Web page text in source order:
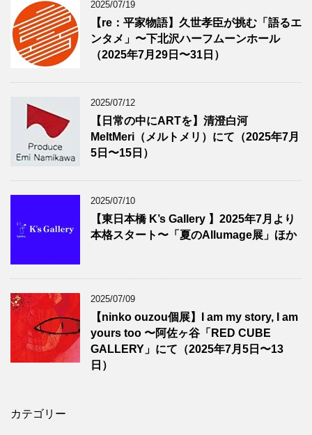
2025/07/19
【re：平家物語】久世孝臣が挑む「語るエ
ンタメ」〜下北沢ハーフムーンホール
（2025年7月29日〜31日）
2025/07/12
【日常の中にARTを】清澄白河
MeltMeri（メルトメリ）にて（2025年7月
5日〜15日）
2025/07/10
【東日本橋 K’s Gallery 】2025年7月より
本格スタート〜「夏のAllumage展」ほか
2025/07/09
【ninko ouzou個展】I am my story, I am
yours too 〜阿佐ヶ谷「RED CUBE
GALLERY」にて（2025年7月5日〜13
日）
カテゴリー